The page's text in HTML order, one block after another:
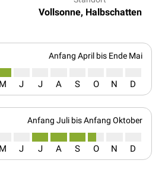
Vollsonne, Halbschatten
Anfang April bis Ende Mai
M J J A S O N D
Anfang Juli bis Anfang Oktober
M J J A S O N D